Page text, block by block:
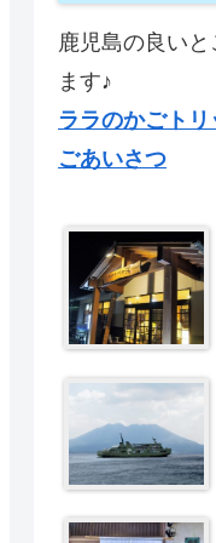
鹿児島の良い
ます♪
ララのかごトリ
ごあいさつ